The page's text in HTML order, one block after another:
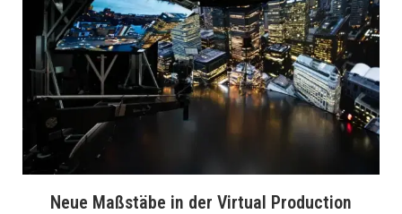
Neue Maßstäbe in der Virtual Production